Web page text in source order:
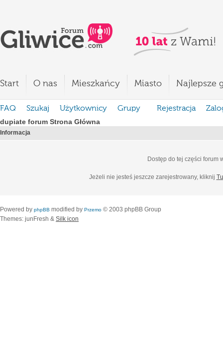
Start O nas Mieszkańcy Miasto Najlepsze
FAQ Szukaj Użytkownicy Grupy Rejestracja
dupiate forum Strona Główna
Informacja
Dostęp do tej części forum
Jeżeli nie jesteś jeszcze zarejestrowany, kliknij
Powered by phpBB modified by Przemo © 2003 phpBB Group
Themes: junFresh & Silk icon